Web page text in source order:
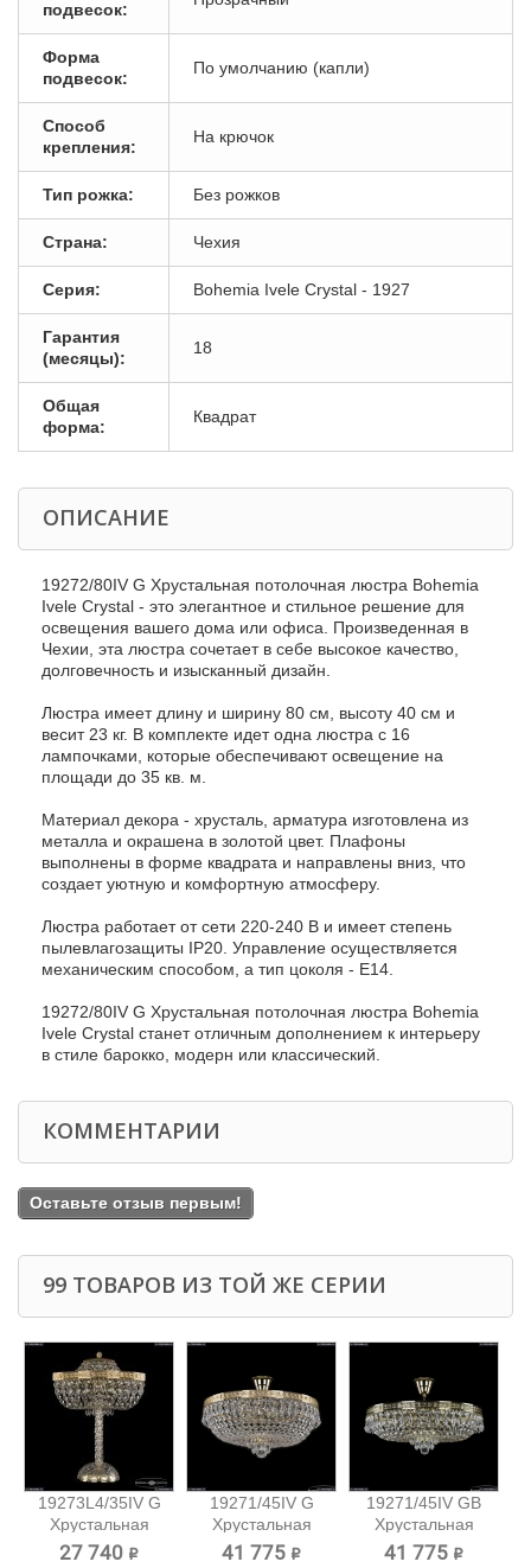
подвесок:
Форма
подвесок:
По умолчанию (капли)
Способ
крепления:
На крючок
Тип рожка: Без рожков
Страна: Чехия
Серия: Bohemia Ivele Crystal - 1927
Гарантия
(месяцы):
18
Общая
форма:
Квадрат
ОПИСАНИЕ
19272/80IV G Хрустальная потолочная люстра Bohemia
Ivele Crystal - это элегантное и стильное решение для
освещения вашего дома или офиса. Произведенная в
Чехии, эта люстра сочетает в себе высокое качество,
долговечность и изысканный дизайн.
Люстра имеет длину и ширину 80 см, высоту 40 см и
весит 23 кг. В комплекте идет одна люстра с 16
лампочками, которые обеспечивают освещение на
площади до 35 кв. м.
Материал декора - хрусталь, арматура изготовлена из
металла и окрашена в золотой цвет. Плафоны
выполнены в форме квадрата и направлены вниз, что
создает уютную и комфортную атмосферу.
Люстра работает от сети 220-240 В и имеет степень
пылевлагозащиты IP20. Управление осуществляется
механическим способом, а тип цоколя - E14.
19272/80IV G Хрустальная потолочная люстра Bohemia
Ivele Crystal станет отличным дополнением к интерьеру
в стиле барокко, модерн или классический.
КОММЕНТАРИИ
Оставьте отзыв первым!
99 ТОВАРОВ ИЗ ТОЙ ЖЕ СЕРИИ
19273L4/35IV G
Хрустальная
настольная...
27 740 ₽
19271/45IV G
Хрустальная
потолочная...
41 775 ₽
19271/45IV GB
Хрустальная
потолочная...
41 775 ₽